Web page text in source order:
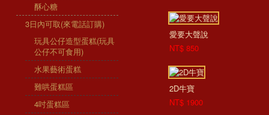
酥心糖
3日內可取(來電話訂購)
玩具公仔造型蛋糕(玩具
公仔不可食用)
水果藝術蛋糕
難哄蛋糕區
4吋蛋糕區
愛要大聲說
NT$ 850
2D牛寶
NT$ 1900